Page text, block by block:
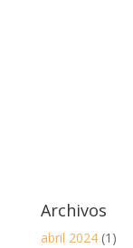
Archivos
abril 2024(1)